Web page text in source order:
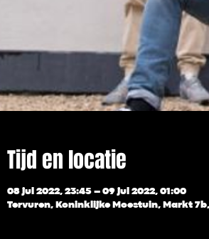
Tijd en locatie
08 jul 2022, 23:45 – 09 jul 2022, 01:00
Tervuren, Koninklijke Moestuin, Markt